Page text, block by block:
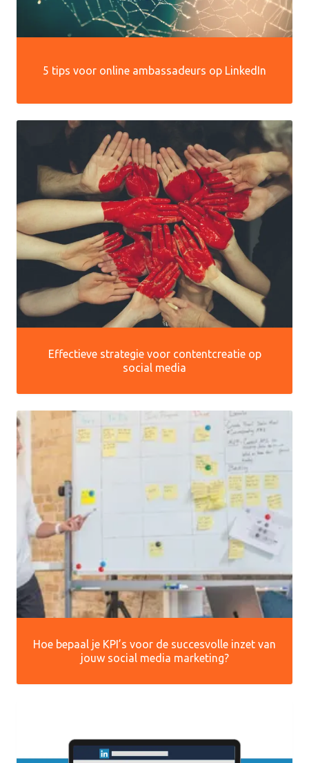
5 tips voor online ambassadeurs op LinkedIn
Effectieve strategie voor contentcreatie op
social media
Hoe bepaal je KPI’s voor de succesvolle inzet van
jouw social media marketing?